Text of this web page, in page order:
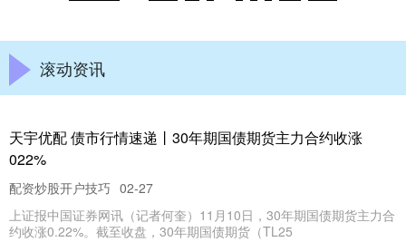
滚动资讯
天宇优配 债市行情速递丨30年期国债期货主力合约收涨
022%
配资炒股开户技巧 02-27
上证报中国证券网讯（记者何奎）11月10日，30年期国债期货主力合
约收涨0.22%。截至收盘，30年期国债期货（TL25